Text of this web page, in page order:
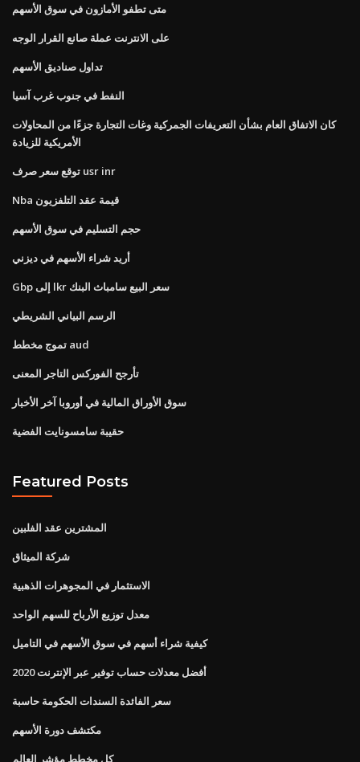
متى تطفو الأمازون في سوق الأسهم
على الانترنت عملة صانع القرار الوجه
تداول صناديق الأسهم
النفط في جنوب غرب آسيا
كان الاتفاق العام بشأن التعريفات الجمركية وغات التجارة جزءًا من المحاولات
الأمريكية للزيادة
توقع سعر صرف usr inr
Nba قيمة عقد التلفزيون
حجم التسليم في سوق الأسهم
أريد شراء الأسهم في ديزني
Gbp إلى lkr سعر البيع سامباث البنك
الرسم البياني الشريطي
تموج مخطط aud
تأرجح الفوركس التاجر المعنى
سوق الأوراق المالية في أوروبا آخر الأخبار
حقيبة سامسونايت الفضية
Featured Posts
المشترين عقد الفلبين
شركة الميثاق
الاستثمار في المجوهرات الذهبية
معدل توزيع الأرباح للسهم الواحد
كيفية شراء أسهم في سوق الأسهم في التاميل
أفضل معدلات حساب توفير عبر الإنترنت 2020
سعر الفائدة السندات الحكومة حاسبة
مكتشف دورة الأسهم
كل مخطط مؤشر العالم